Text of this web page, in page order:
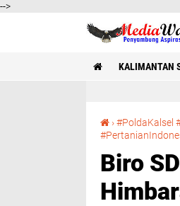
-->
KALIMANTAN
›#PoldaKalsel
Biro